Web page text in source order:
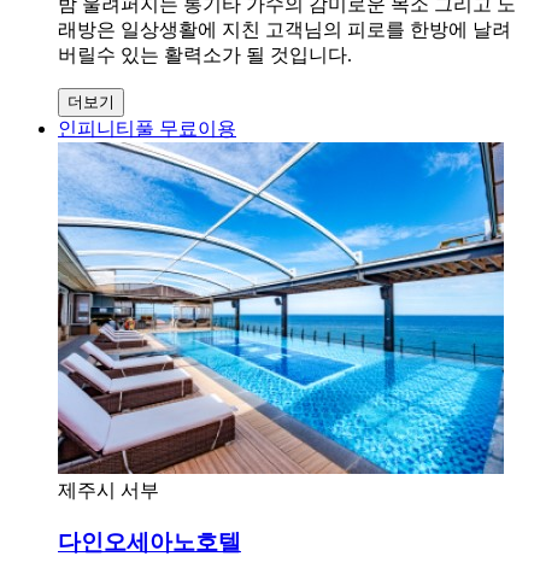
밤 울려퍼지는 통기타 가수의 감미로운 목소 그리고 노
래방은 일상생활에 지친 고객님의 피로를 한방에 날려
버릴수 있는 활력소가 될 것입니다.
더보기
인피니티풀 무료이용
제주시 서부
다인오세아노호텔